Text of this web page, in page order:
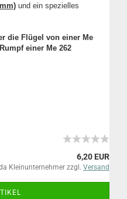
und ein spezielles
die Flügel von einer Me
einer Me 262
6,20 EUR
Kleinunternehmer zzgl. Versand